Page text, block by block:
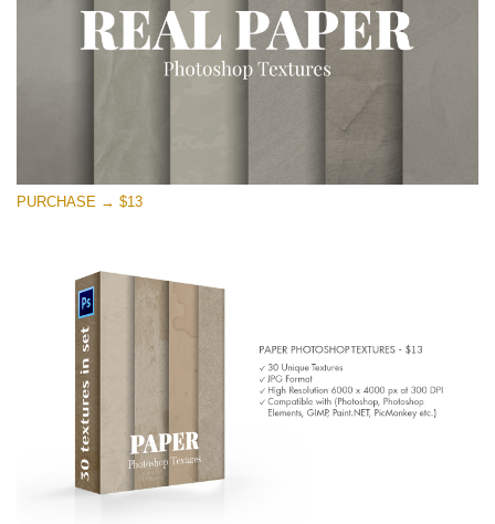
Large 6000*4000px
Entire Collection
Download Grátis
PURCHASE → $13